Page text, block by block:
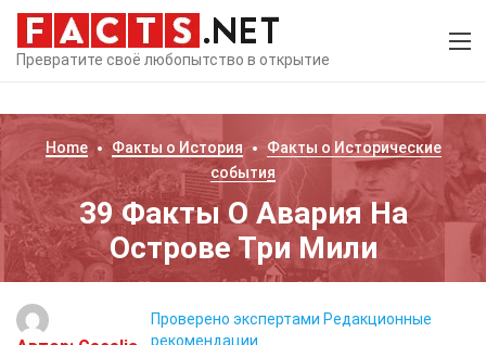
Превратите своё любопытство в открытие
Home Факты о История Факты о Исторические
события
39 Факты О Авария На
Острове Три Мили
Проверено экспертами Редакционные
рекомендации